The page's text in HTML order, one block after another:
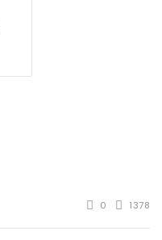
0 1378